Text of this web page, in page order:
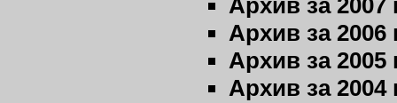
Архив за 2007
Архив за 2006
Архив за 2005
Архив за 2004